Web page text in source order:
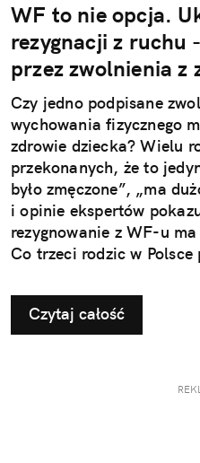
WF to nie opcja.
rezygnacji z ruchu
przez zwolnienia z
Czy jedno podpisane
wychowania fizycznego
zdrowie dziecka? Wielu
przekonanych, że to
było zmęczone”, „ma
i opinie ekspertów
rezygnowanie z WF-u
Co trzeci rodzic w Polsce
ruchowych. Ta pozornie
dłuższej perspektywie
na prawidłowy rozwój i
ujawniają się dopiero w
Czytaj całość